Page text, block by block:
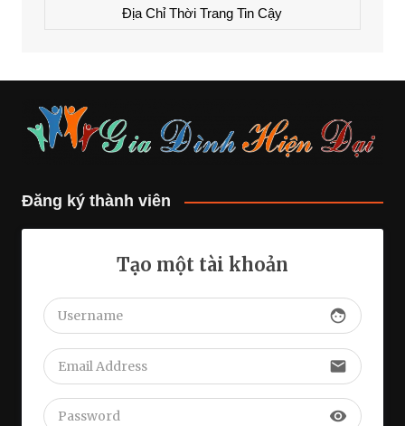
Địa Chỉ Thời Trang Tin Cậy
Đăng ký thành viên
Tạo một tài khoản
face
email
visibility